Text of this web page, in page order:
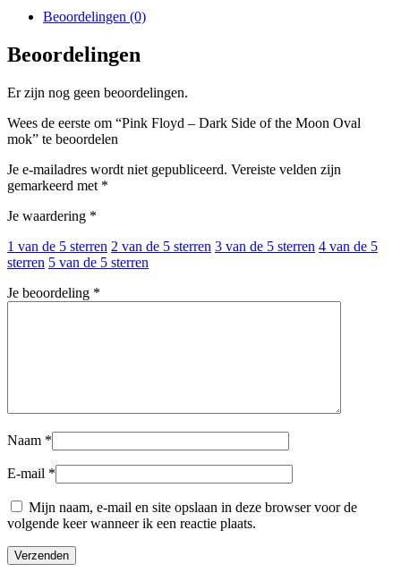
Beoordelingen (0)
Beoordelingen
Er zijn nog geen beoordelingen.
Wees de eerste om “Pink Floyd – Dark Side of the Moon Oval
mok” te beoordelen
Je e-mailadres wordt niet gepubliceerd. Vereiste velden zijn
gemarkeerd met *
Je waardering *
1 van de 5 sterren 2 van de 5 sterren 3 van de 5 sterren 4 van de 5
sterren 5 van de 5 sterren
Je beoordeling *
Naam *
E-mail *
Mijn naam, e-mail en site opslaan in deze browser voor de
volgende keer wanneer ik een reactie plaats.